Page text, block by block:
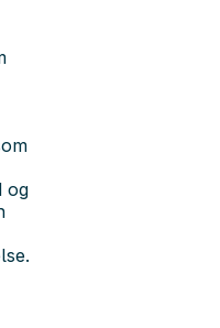
og